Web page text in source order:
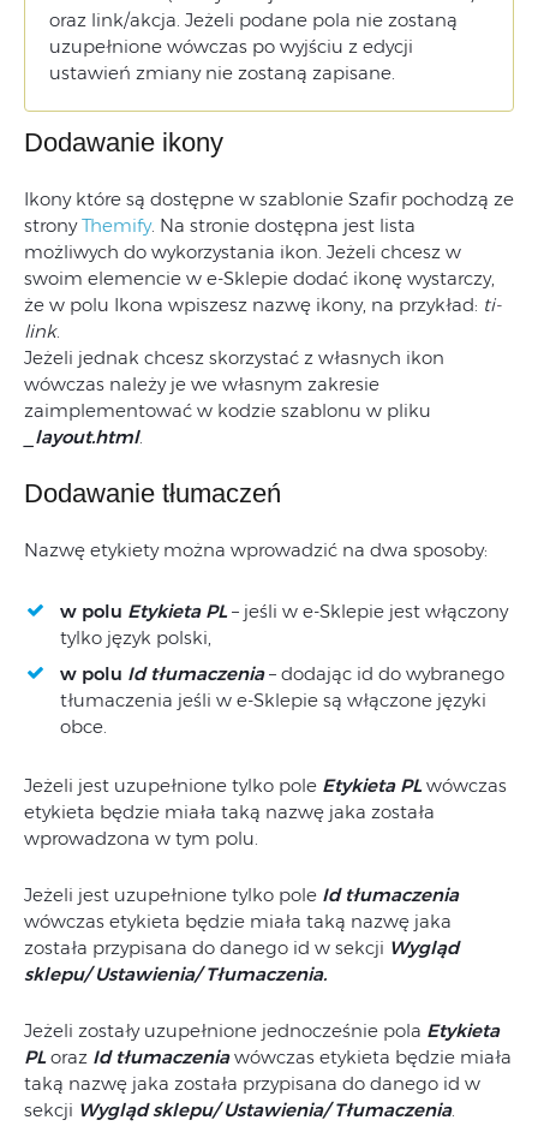
oraz link/akcja. Jeżeli podane pola nie zostaną
uzupełnione wówczas po wyjściu z edycji
ustawień zmiany nie zostaną zapisane.
Dodawanie ikony
Ikony które są dostępne w szablonie Szafir pochodzą ze
stronyThemify. Na stronie dostępna jest lista
możliwych do wykorzystania ikon. Jeżeli chcesz w
swoim elemencie w e-Sklepie dodać ikonę wystarczy,
że w polu Ikona wpiszesz nazwę ikony, na przykład: ti-
link.
Jeżeli jednak chcesz skorzystać z własnych ikon
wówczas należy je we własnym zakresie
zaimplementować w kodzie szablonu w pliku
_layout.html.
Dodawanie tłumaczeń
Nazwę etykiety można wprowadzić na dwa sposoby:
w polu Etykieta PL– jeśli w e-Sklepie jest włączony
tylko język polski,
w polu Id tłumaczenia– dodając id do wybranego
tłumaczenia jeśli w e-Sklepie są włączone języki
obce.
Jeżeli jest uzupełnione tylko pole Etykieta PLwówczas
etykieta będzie miała taką nazwę jaka została
wprowadzona w tym polu.
Jeżeli jest uzupełnione tylko pole Id tłumaczenia
wówczas etykieta będzie miała taką nazwę jaka
została przypisana do danego id w sekcji Wygląd
sklepu/ Ustawienia/ Tłumaczenia.
Jeżeli zostały uzupełnione jednocześnie pola Etykieta
PLoraz Id tłumaczeniawówczas etykieta będzie miała
taką nazwę jaka została przypisana do danego id w
sekcji Wygląd sklepu/ Ustawienia/ Tłumaczenia.